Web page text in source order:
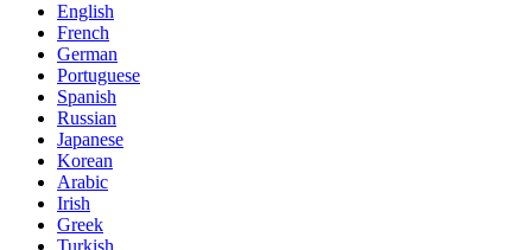
English
French
German
Portuguese
Spanish
Russian
Japanese
Korean
Arabic
Irish
Greek